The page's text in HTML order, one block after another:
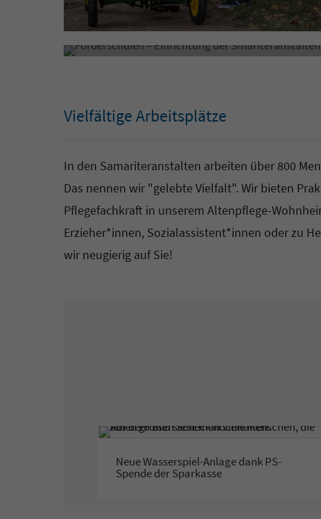
Vielfältige Arbeitsplätze
In den Samariteranstalten arbeiten über 800
Das nennen wir "gelebte Vielfalt". Wir bieten
Pflegefachkraft in unserem Altenpflege-
Erzieher*innen, Sozialassistent*innen oder zu
wir neugierig auf Sie!
Neue Wasserspiel-Anlage dank PS-
Spende der Sparkasse